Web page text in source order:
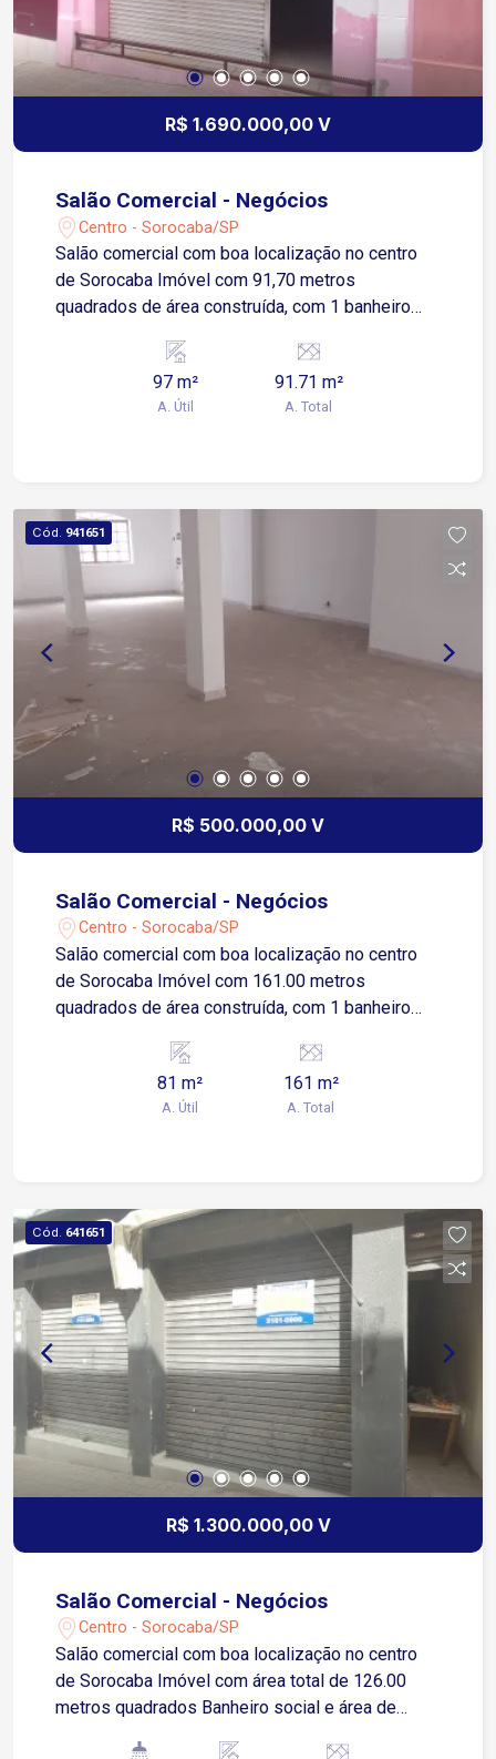
R$ 1.690.000,00 V
Salão Comercial - Negócios
Centro - Sorocaba/SP
Salão comercial com boa localização no centro
de Sorocaba Imóvel com 91,70 metros
quadrados de área construída, com 1 banheiro
97 m²
A. Útil
91.71 m²
A. Total
Cód. 941651
R$ 500.000,00 V
Salão Comercial - Negócios
Centro - Sorocaba/SP
Salão comercial com boa localização no centro
de Sorocaba Imóvel com 161.00 metros
quadrados de área construída, com 1 banheiro
81 m²
A. Útil
161 m²
A. Total
Cód. 641651
R$ 1.300.000,00 V
Salão Comercial - Negócios
Centro - Sorocaba/SP
Salão comercial com boa localização no centro
de Sorocaba Imóvel com área total de 126.00
metros quadrados Banheiro social e área de